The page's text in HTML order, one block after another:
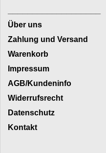
Über uns
Zahlung und Versand
Warenkorb
Impressum
AGB/Kundeninfo
Widerrufsrecht
Datenschutz
Kontakt